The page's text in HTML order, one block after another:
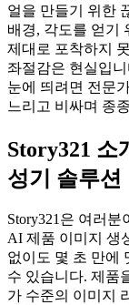
얼을 만들기 위한
배경, 각도를 얻기
제대로 포착하지
좌절감은 현실입
눈에 띄려면 전문
느리고 비싸며 종
Story321 소
성기 솔루션
Story321은 여러
AI 제품 이미지 생
없이도 몇 초 만에
수 있습니다. 제품
가 수준의 이미지